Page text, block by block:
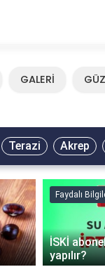
GALERİ
Terazi Akrep
Faydalı
İSKİ
yapılır?